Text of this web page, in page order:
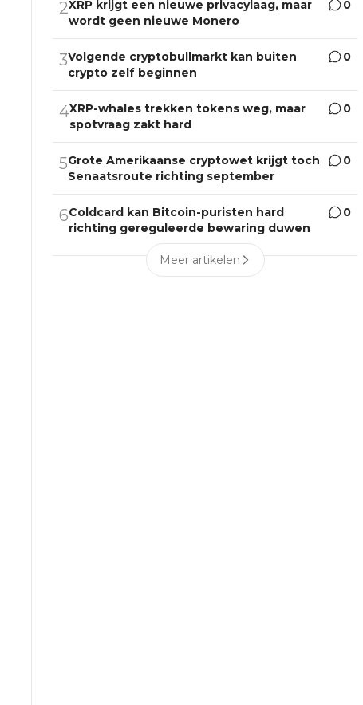
2XRP krijgt een nieuwe privacylaag, maar
wordt geen nieuwe Monero
0
3Volgende cryptobullmarkt kan buiten
crypto zelf beginnen
0
4XRP-whales trekken tokens weg, maar
spotvraag zakt hard
0
5Grote Amerikaanse cryptowet krijgt toch
Senaatsroute richting september
0
6Coldcard kan Bitcoin-puristen hard
richting gereguleerde bewaring duwen
0
Meer artikelen